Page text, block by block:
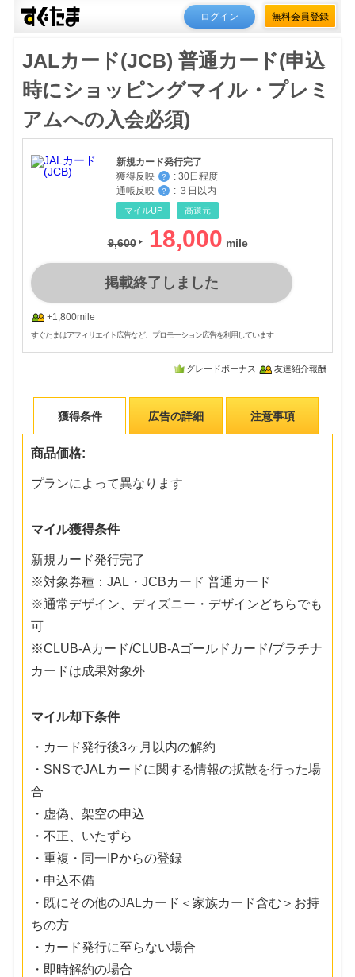
ログイン 無料会員登録
JALカード(JCB) 普通カード(申込
時にショッピングマイル・プレミ
アムへの入会必須)
新規カード発行完了
獲得反映
？ : 30日程度
通帳反映
？ : ３日以内
マイルUP 高還元
9,600 18,000
掲載終了しました
+1,800mile
すぐたまはアフィリエイト広告など、プロモーション広告を利用しています
グレードボーナス 友達紹介報酬
獲得条件 広告の詳細 注意事項
商品価格:
プランによって異なります
マイル獲得条件
新規カード発行完了
※対象券種：JAL・JCBカード 普通カード
※通常デザイン、ディズニー・デザインどちらでも
可
※CLUB-Aカード/CLUB-Aゴールドカード/プラチナ
カードは成果対象外
マイル却下条件
・カード発行後3ヶ月以内の解約
・SNSでJALカードに関する情報の拡散を行った場
合
・虚偽、架空の申込
・不正、いたずら
・重複・同一IPからの登録
・申込不備
・既にその他のJALカード＜家族カード含む＞お持
ちの方
・カード発行に至らない場合
・即時解約の場合